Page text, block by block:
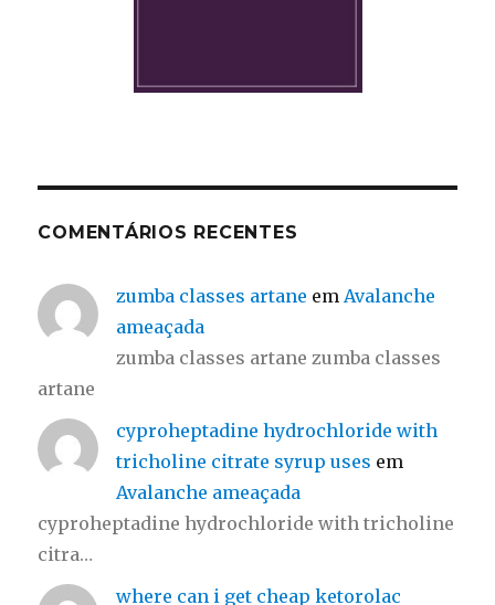
COMENTÁRIOS RECENTES
zumba classes artane em Avalanche
ameaçada
zumba classes artane zumba classes
artane
cyproheptadine hydrochloride with
tricholine citrate syrup uses em
Avalanche ameaçada
cyproheptadine hydrochloride with tricholine
citra…
where can i get cheap ketorolac